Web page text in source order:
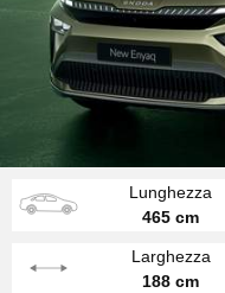
Lunghezza
465 cm
Larghezza
188 cm